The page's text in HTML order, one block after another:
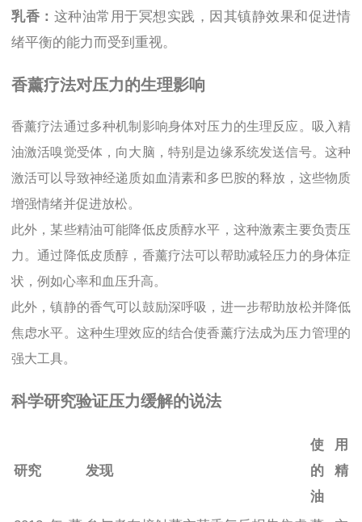
乳香： 这种油常用于冥想实践，因其镇静效果和促进情
绪平衡的能力而受到重视。
香薰疗法对压力的生理影响
香薰疗法通过多种机制影响身体对压力的生理反应。吸入精
油激活嗅觉受体，向大脑，特别是边缘系统发送信号。这种
激活可以导致神经递质如血清素和多巴胺的释放，这些物质
增强情绪并促进放松。
此外，某些精油可能降低皮质醇水平，这种激素主要负责压
力。通过降低皮质醇，香薰疗法可以帮助减轻压力的身体症
状，例如心率和血压升高。
此外，镇静的香气可以鼓励深呼吸，进一步帮助放松并降低
焦虑水平。这种生理效应的结合使香薰疗法成为压力管理的
强大工具。
科学研究验证压力缓解的说法
研究 发现
使用
的精
油